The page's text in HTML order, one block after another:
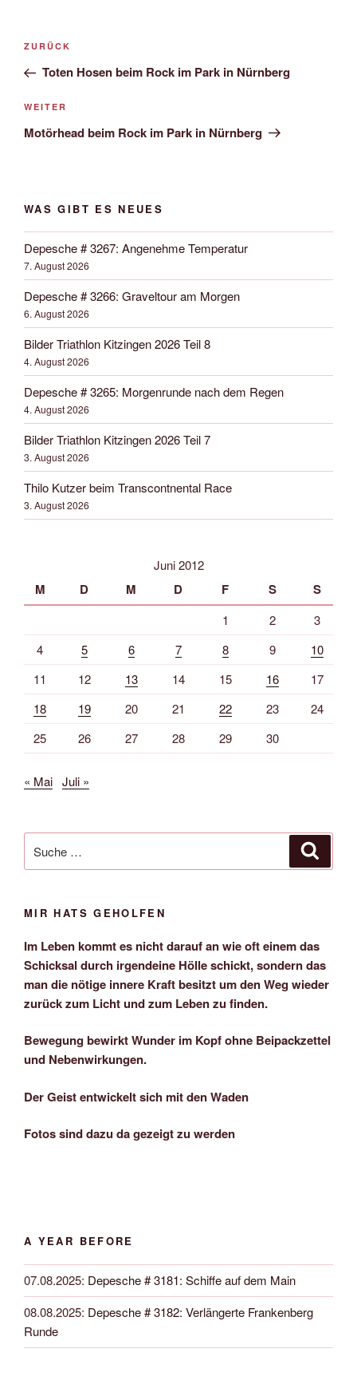
Beitrags-
Vorheriger
Beitrag
ZURÜCK
Toten Hosen beim Rock im Park in Nürnberg
Nächster
Beitrag
WEITER
Motörhead beim Rock im Park in Nürnberg
WAS GIBT ES NEUES
Depesche # 3267: Angenehme Temperatur
7. August 2026
Depesche # 3266: Graveltour am Morgen
6. August 2026
Bilder Triathlon Kitzingen 2026 Teil 8
4. August 2026
Depesche # 3265: Morgenrunde nach dem Regen
4. August 2026
Bilder Triathlon Kitzingen 2026 Teil 7
3. August 2026
Thilo Kutzer beim Transcontnental Race
3. August 2026
Juni 2012
M D M D F S S
1 2
3
4
5 6 7 8 9
10
11
12 13 14 15 16
17
18
19 20 21 22 23
24
25
26 27 28 29 30
« Mai Juli »
nach:
MIR HATS GEHOLFEN
Im Leben kommt es nicht darauf an wie oft einem das
Schicksal durch irgendeine Hölle schickt, sondern das
man die nötige innere Kraft besitzt um den Weg wieder
zurück zum Licht und zum Leben zu finden.
Bewegung bewirkt Wunder im Kopf ohne Beipackzettel
und Nebenwirkungen.
Der Geist entwickelt sich mit den Waden
Fotos sind dazu da gezeigt zu werden
A YEAR BEFORE
07.08.2025: Depesche # 3181: Schiffe auf dem Main
08.08.2025: Depesche # 3182: Verlängerte Frankenberg
Runde